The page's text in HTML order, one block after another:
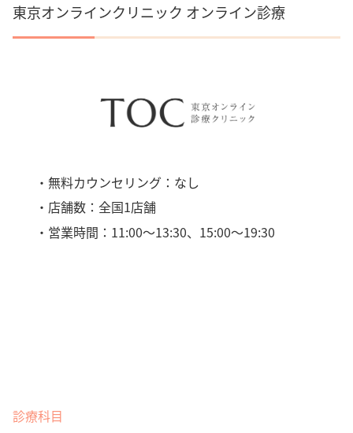
東京オンラインクリニック オンライン診療
・無料カウンセリング：なし
・店舗数：全国1店舗
・営業時間：11:00〜13:30、15:00〜19:30
診療科目